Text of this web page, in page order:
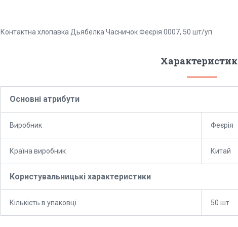
Контактна хлопавка Дьябелка Часничок Феєрія 0007, 50 шт/уп
Основні атрибути
Виробник Феєрія
Країна виробник Китай
Користувальницькі характеристики
Кількість в упаковці 50 шт